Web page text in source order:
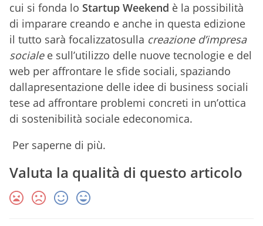
cui si fonda lo Startup Weekend è la possibilità
di imparare creando e anche in questa edizione
il tutto sarà focalizzatosulla creazione d’impresa
sociale e sull’utilizzo delle nuove tecnologie e del
web per affrontare le sfide sociali, spaziando
dallapresentazione delle idee di business sociali
tese ad affrontare problemi concreti in un’ottica
di sostenibilità sociale edeconomica.
Per saperne di più.
Valuta la qualità di questo articolo